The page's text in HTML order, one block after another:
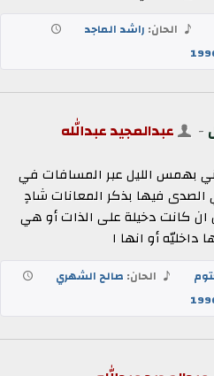
الحان: راشد الماجد
- عبدالمجيد عبدالله
بهمس الليل عبر المسافات في
فيها بذكر المعانات شادٍ
ان كانت دخيلة على الذات أو هي
أو انها ا
الحان: صالح الشهري